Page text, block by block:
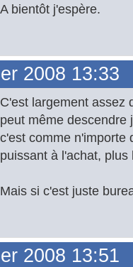
A bientôt j'espère.
2008 13:33
C'est largement assez
peut même
c'est comme n'importe
puissant à l'achat,
Mais si c'est juste
2008 13:51